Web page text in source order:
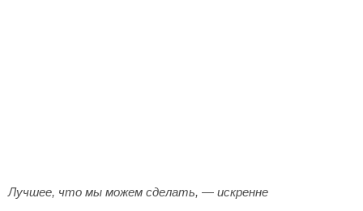
Лучшее, что мы можем сделать, — искренне